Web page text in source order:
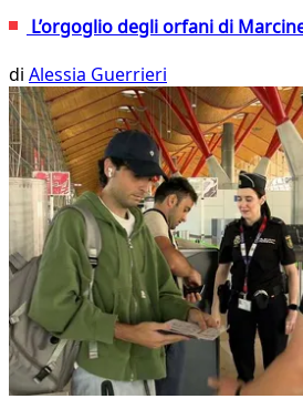
L’orgoglio degli orfani di
di Alessia Guerrieri